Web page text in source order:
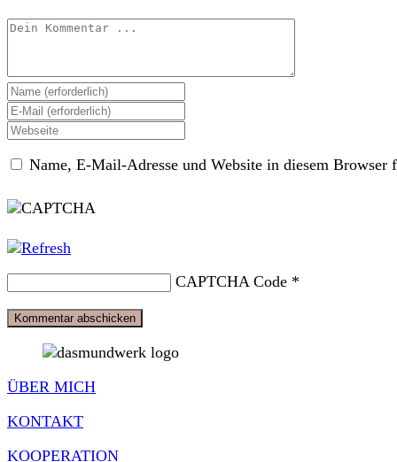
Kommentieren
Gib
deinen
Namen
oder
Benutzernamen
Kommentieren
ein
Gib
deine
E-
Mail-
zum
ein
Gib
Website-
ein
Name, E-Mail-Adresse und Website in diesem Browser
CAPTCHA Code *
ÜBER MICH
KONTAKT
KOOPERATION